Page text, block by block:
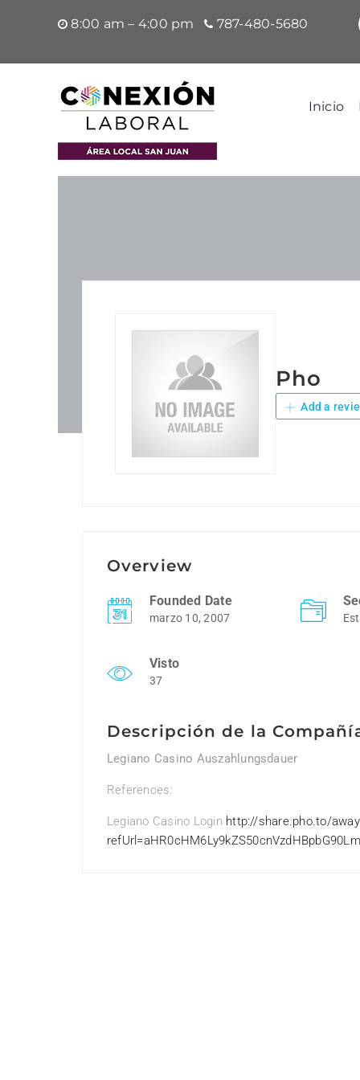
8:00 am – 4:00 pm 787-480-5680
Inicio
Pho
Add a
Overview
Founded Date
marzo 10, 2007
Visto
37
Descripción de la
Legiano Casino Auszahlungsdauer
References:
Legiano Casino Login http://share.pho.to/